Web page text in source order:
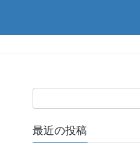
最近の投稿